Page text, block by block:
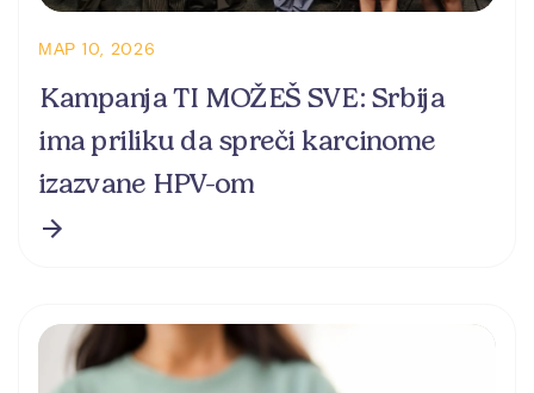
МАР 10, 2026
Kampanja TI MOŽEŠ SVE: Srbija
ima priliku da spreči karcinome
izazvane HPV-om